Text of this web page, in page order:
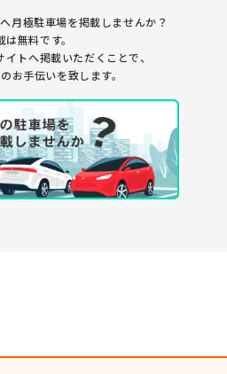
月極駐車場を掲載しませんか？
は無料です。
トへ掲載いただくことで、
お手伝いを致します。